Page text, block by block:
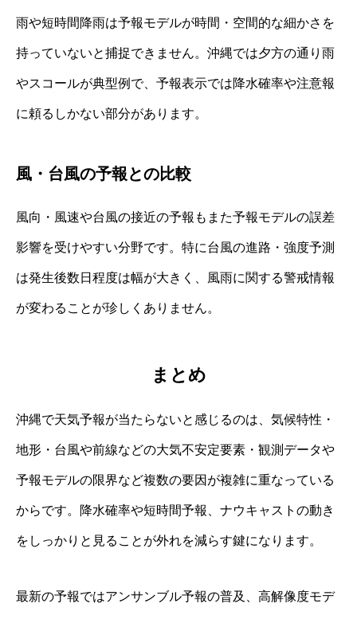
雨や短時間降雨は予報モデルが時間・空間的な細かさを
持っていないと捕捉できません。沖縄では夕方の通り雨
やスコールが典型例で、予報表示では降水確率や注意報
に頼るしかない部分があります。
風・台風の予報との比較
風向・風速や台風の接近の予報もまた予報モデルの誤差
影響を受けやすい分野です。特に台風の進路・強度予測
は発生後数日程度は幅が大きく、風雨に関する警戒情報
が変わることが珍しくありません。
まとめ
沖縄で天気予報が当たらないと感じるのは、気候特性・
地形・台風や前線などの大気不安定要素・観測データや
予報モデルの限界など複数の要因が複雑に重なっている
からです。降水確率や短時間予報、ナウキャストの動き
をしっかりと見ることが外れを減らす鍵になります。
最新の予報ではアンサンブル予報の普及、高解像度モデ